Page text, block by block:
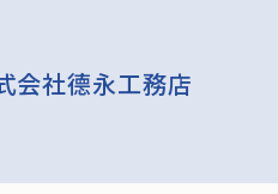
会社德永工務店